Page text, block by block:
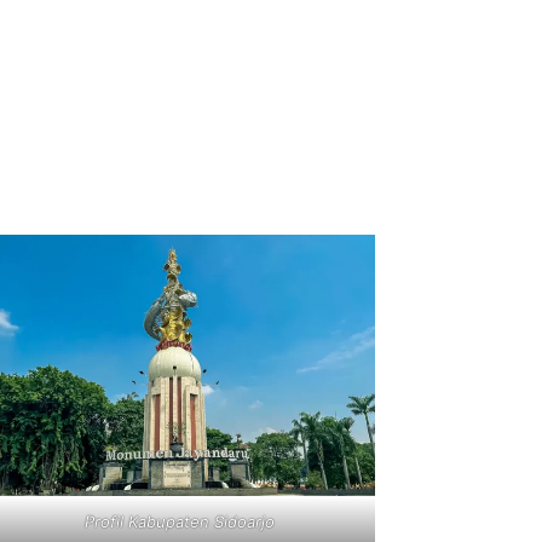
Profil Kabupaten Sidoarjo